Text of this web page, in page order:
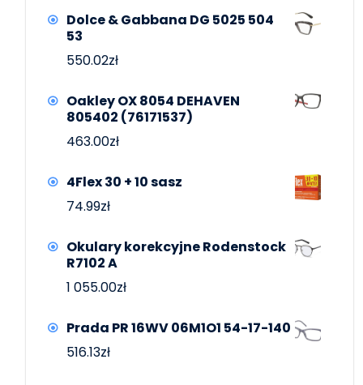
Dolce & Gabbana DG 5025 504
53
550.02zł
Oakley OX 8054 DEHAVEN
805402 (76171537)
463.00zł
4Flex 30 + 10 sasz
74.99zł
Okulary korekcyjne Rodenstock
R7102 A
1 055.00zł
Prada PR 16WV 06M1O1 54-17-140
516.13zł